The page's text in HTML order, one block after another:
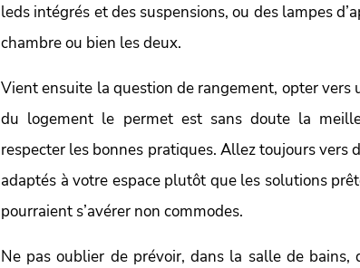
leds intégrés et des suspensions, ou des lampes
chambre ou bien les deux.
Vient ensuite la question de rangement, opter vers
du logement le permet est sans doute la
respecter les bonnes pratiques. Allez toujours vers
adaptés à votre espace plutôt que les solutions
pourraient s’avérer non commodes.
Ne pas oublier de prévoir, dans la salle de bains,